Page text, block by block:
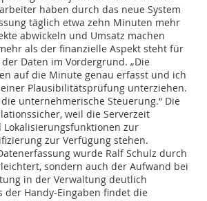
haben durch das neue System
täglich etwa zehn Minuten mehr
abwickeln und Umsatz machen
als der finanzielle Aspekt steht für
Daten im Vordergrund. „Die
auf die Minute genau erfasst und ich
Plausibilitätsprüfung unterziehen.
unternehmerische Steuerung.“ Die
weil die Serverzeit
zur
zur Verfügung stehen.
wurde Ralf Schulz durch
sondern auch der Aufwand bei
in der Verwaltung deutlich
der Handy-Eingaben findet die